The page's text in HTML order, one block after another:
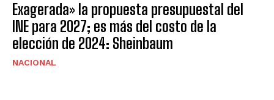
Exagerada» la propuesta presupuestal del
INE para 2027; es más del costo de la
elección de 2024: Sheinbaum
NACIONAL